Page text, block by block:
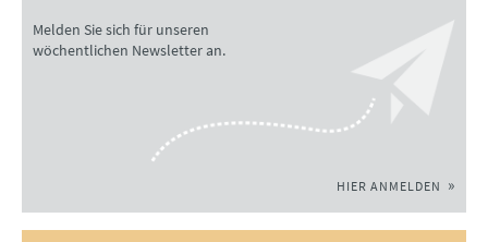
Melden Sie sich für unseren
wöchentlichen Newsletter an.
HIER ANMELDEN